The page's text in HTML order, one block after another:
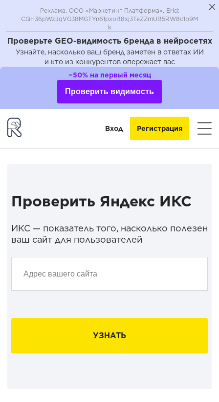
Проверьте GEO-видимость бренда в нейросетях
Узнайте, насколько ваш бренд заметен в ответах ИИ
и кто из конкурентов опережает вас
Реклама. ООО «Маркетинг-Платформа». Erid:
CQH36pWzJqVG38MGTYn61pxoB8xj3TeZZmUB5RW8c1b9M
k
−50% на первый месяц
Проверить видимость
Вход Регистрация
Проверить Яндекс ИКС
ИКС — показатель того, насколько полезен
ваш сайт для пользователей
УЗНАТЬ